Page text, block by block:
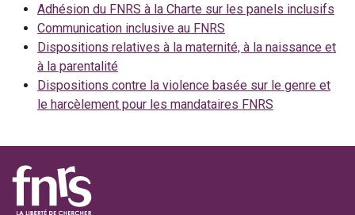
Adhésion du FNRS à la Charte sur les panels inclusifs
Communication inclusive au FNRS
Dispositions relatives à la maternité, à la naissance et
à la parentalité
Dispositions contre la violence basée sur le genre et
le harcèlement pour les mandataires FNRS